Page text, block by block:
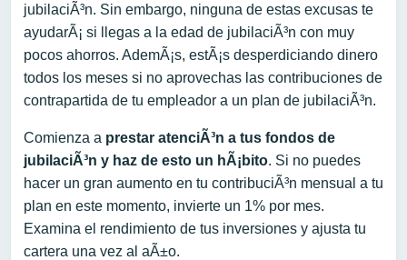
jubilaciÃ³n. Sin embargo, ninguna de estas excusas te
ayudarÃ¡ si llegas a la edad de jubilaciÃ³n con muy
pocos ahorros. AdemÃ¡s, estÃ¡s desperdiciando dinero
todos los meses si no aprovechas las contribuciones de
contrapartida de tu empleador a un plan de jubilaciÃ³n.
Comienza a prestar atenciÃ³n a tus fondos de
jubilaciÃ³n y haz de esto un hÃ¡bito. Si no puedes
hacer un gran aumento en tu contribuciÃ³n mensual a tu
plan en este momento, invierte un 1% por mes.
Examina el rendimiento de tus inversiones y ajusta tu
cartera una vez al aÃ±o.